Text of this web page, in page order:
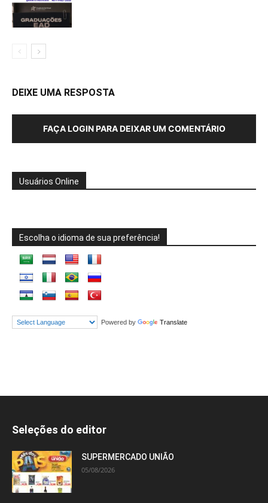
DEIXE UMA RESPOSTA
FAÇA LOGIN PARA DEIXAR UM COMENTÁRIO
Usuários Online
Escolha o idioma de sua preferência!
Powered by Translate
Seleções do editor
SUPERMERCADO UNIÃO
05/08/2026